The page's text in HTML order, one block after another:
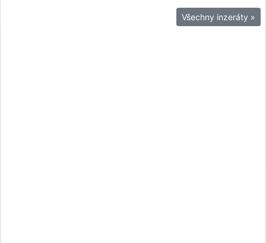
Všechny inzeráty »